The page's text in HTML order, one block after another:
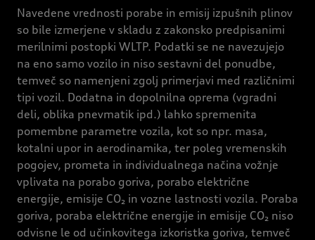
Navedene vrednosti porabe in emisij izpušnih plinov
so bile izmerjene v skladu z zakonsko predpisanimi
merilnimi postopki WLTP. Podatki se ne navezujejo
na eno samo vozilo in niso sestavni del ponudbe,
temveč so namenjeni zgolj primerjavi med različnimi
tipi vozil. Dodatna in dopolnilna oprema (vgradni
deli, oblika pnevmatik ipd.) lahko spremenita
pomembne parametre vozila, kot so npr. masa,
kotalni upor in aerodinamika, ter poleg vremenskih
pogojev, prometa in individualnega načina vožnje
vplivata na porabo goriva, porabo električne
energije, emisije CO₂ in vozne lastnosti vozila. Poraba
goriva, poraba električne energije in emisije CO₂ niso
odvisne le od učinkovitega izkoristka goriva, temveč